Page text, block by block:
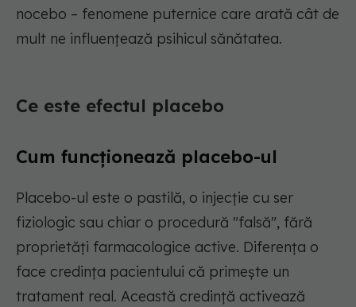
nocebo – fenomene puternice care arată cât de
mult ne influențează psihicul sănătatea.
Ce este efectul placebo
Cum funcționează placebo-ul
Placebo-ul este o pastilă, o injecție cu ser
fiziologic sau chiar o procedură "falsă", fără
proprietăți farmacologice active. Diferența o
face credința pacientului că primește un
tratament real. Această credință activează